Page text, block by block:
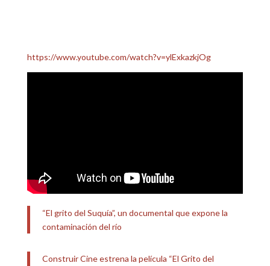
https://www.youtube.com/watch?v=ylExkazkjOg
“El grito del Suquía”, un documental que expone la
contaminación del río
Construir Cine estrena la película “El Grito del